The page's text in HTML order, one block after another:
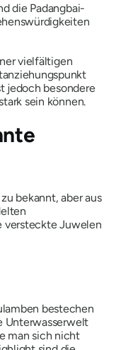
die Padangbai-
vielfältigen
jedoch besondere
sein können.
bekannt, aber aus
versteckte Juwelen
bestechen
Unterwasserwelt
man sich nicht